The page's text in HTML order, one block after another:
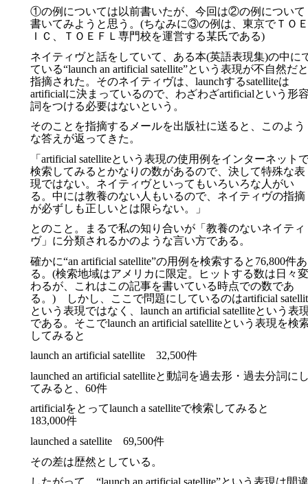
①の例については以前書いたが、今回は②の例について
書いてみようと思う。(ちなみに③の例は、東京でＴＯ
ＩＣ、ＴＯＥＦＬ専門校を運営する某氏である)
ネイティヴと話をしていて、ある本(英語表現集)の中に
ている“launch an artificial satellite”という表現が不自然だ
指摘された。そのネイティヴは、launchするsatelliteは
artificialに決まっているので、わざわざartificialという形
詞をつける必要はないという。
そのことを指摘するメールを出版社に送ると、このよう
な答えが返ってきた。
「artificial satelliteという表現の使用例をインターネット
検索してみるとかなりの数があるので、決して特殊な表
現ではない。ネイティヴといってもいろいろな人がい
る。中には教養のない人もいるので、ネイティヴの指摘
が必ずしも正しいとは限らない。」
とのこと。まるで私の知り合いが「教養のないネイティ
ヴ」に分類されるかのような言い方である。
確かに“an artificial satellite”の用例を検索すると76,800件あ
る。(検索地域はアメリカに限定。ヒットする数は日々
わるが、これはこの記事を書いている時点での数であ
る。) しかし、ここで問題にしているのはartificial
という表現ではなく、launch an artificial satelliteという表
である。そこでlaunch an artificial satelliteという表現を検
してみると
launch an artificial satellite 32,500件
launched an artificial satelliteと動詞を過去形・過去分詞に
てみると、60件
artificialをとってlaunch a satelliteで検索してみると
183,000件
launched a satellite 69,500件
その差は歴然としている。
したがって、“launch an artificial satellite”という表現は間